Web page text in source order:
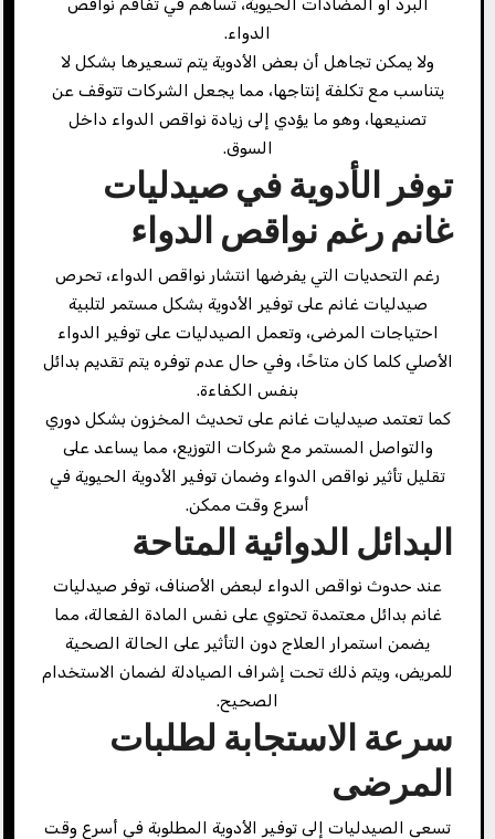
البرد أو المضادات الحيوية، تساهم في تفاقم نواقص
الدواء.
ولا يمكن تجاهل أن بعض الأدوية يتم تسعيرها بشكل لا
يتناسب مع تكلفة إنتاجها، مما يجعل الشركات تتوقف عن
تصنيعها، وهو ما يؤدي إلى زيادة نواقص الدواء داخل
السوق.
توفر الأدوية في صيدليات
غانم رغم نواقص الدواء
رغم التحديات التي يفرضها انتشار نواقص الدواء، تحرص
صيدليات غانم على توفير الأدوية بشكل مستمر لتلبية
احتياجات المرضى، وتعمل الصيدليات على توفير الدواء
الأصلي كلما كان متاحًا، وفي حال عدم توفره يتم تقديم بدائل
بنفس الكفاءة.
كما تعتمد صيدليات غانم على تحديث المخزون بشكل دوري
والتواصل المستمر مع شركات التوزيع، مما يساعد على
تقليل تأثير نواقص الدواء وضمان توفير الأدوية الحيوية في
أسرع وقت ممكن.
البدائل الدوائية المتاحة
عند حدوث نواقص الدواء لبعض الأصناف، توفر صيدليات
غانم بدائل معتمدة تحتوي على نفس المادة الفعالة، مما
يضمن استمرار العلاج دون التأثير على الحالة الصحية
للمريض، ويتم ذلك تحت إشراف الصيادلة لضمان الاستخدام
الصحيح.
سرعة الاستجابة لطلبات
المرضى
تسعى الصيدليات إلى توفير الأدوية المطلوبة في أسرع وقت